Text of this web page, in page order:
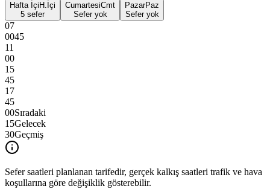
Hafta İçi H.İçi
5 sefer
CumartesiCmt
Sefer yok
PazarPaz
Sefer yok
07
0045
11
00
15
45
17
45
00Sıradaki
15Gelecek
30Geçmiş
Sefer saatleri planlanan tarifedir, gerçek kalkış saatleri trafik ve hava
koşullarına göre değişiklik gösterebilir.